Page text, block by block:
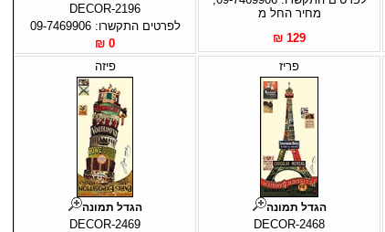
מחיר החל מ
129 ₪
DECOR-2196
לפרטים התקשרו: 09-7469906
0 ₪
פריז
הגדל תמונה
DECOR-2468
פיזה
הגדל תמונה
DECOR-2469